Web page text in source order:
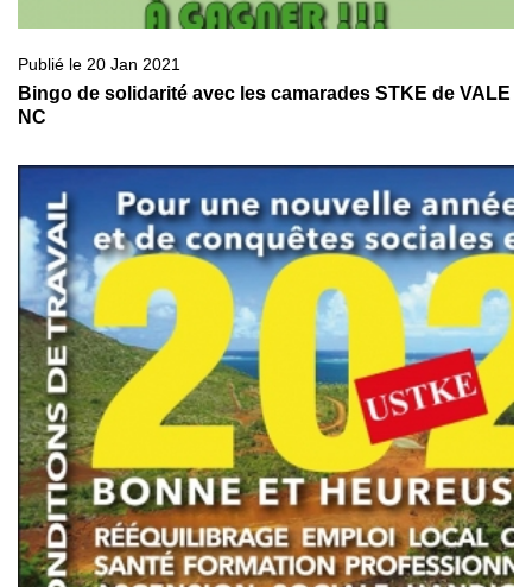
Publié le 20 Jan 2021
Bingo de solidarité avec les camarades STKE de VALE
NC